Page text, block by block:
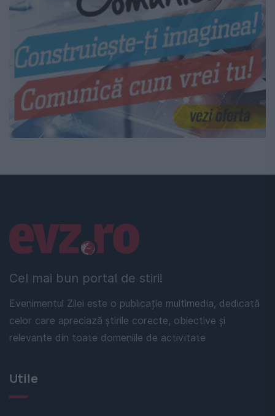
Cel mai bun portal de stiri!
Evenimentul Zilei este o publicație multimedia, dedicată
celor care apreciază știrile corecte, obiective și
relevante din toate domeniile de activitate
Linkuri utile
Utile